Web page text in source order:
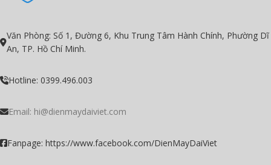
Văn Phòng: Số 1, Đường 6, Khu Trung Tâm Hành Chính, Phường Dĩ
An, TP. Hồ Chí Minh.
Hotline: 0399.496.003
Email: hi@dienmaydaiviet.com
Fanpage: https://www.facebook.com/DienMayDaiViet